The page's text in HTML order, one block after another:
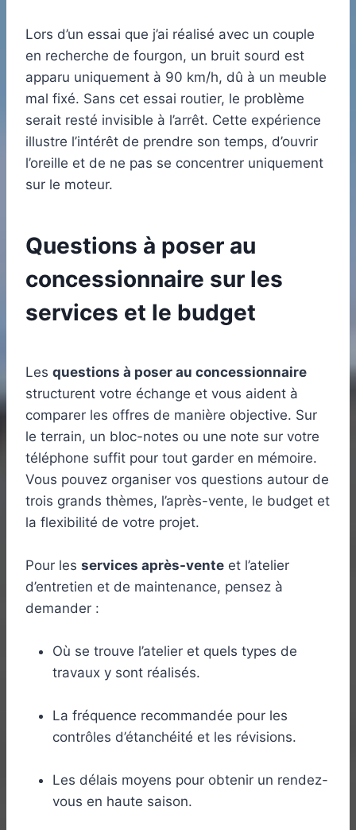
Lors d’un essai que j’ai réalisé avec un couple
en recherche de fourgon, un bruit sourd est
apparu uniquement à 90 km/h, dû à un meuble
mal fixé. Sans cet essai routier, le problème
serait resté invisible à l’arrêt. Cette expérience
illustre l’intérêt de prendre son temps, d’ouvrir
l’oreille et de ne pas se concentrer uniquement
sur le moteur.
Questions à poser au
concessionnaire sur les
services et le budget
Les questions à poser au concessionnaire
structurent votre échange et vous aident à
comparer les offres de manière objective. Sur
le terrain, un bloc-notes ou une note sur votre
téléphone suffit pour tout garder en mémoire.
Vous pouvez organiser vos questions autour de
trois grands thèmes, l’après-vente, le budget et
la flexibilité de votre projet.
Pour les services après-vente et l’atelier
d’entretien et de maintenance, pensez à
demander :
Où se trouve l’atelier et quels types de
travaux y sont réalisés.
La fréquence recommandée pour les
contrôles d’étanchéité et les révisions.
Les délais moyens pour obtenir un rendez-
vous en haute saison.